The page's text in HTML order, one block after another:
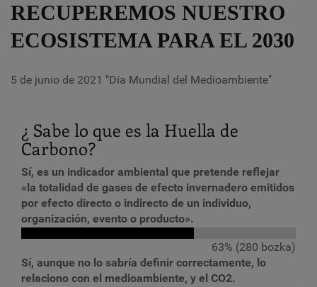
RECUPEREMOS NUESTRO
ECOSISTEMA PARA EL 2030
5 de junio de 2021 "Día Mundial del Medioambiente"
¿ Sabe lo que es la Huella de
Carbono?
Sí, es un indicador ambiental que pretende reflejar
«la totalidad de gases de efecto invernadero emitidos
por efecto directo o indirecto de un individuo,
organización, evento o producto».
63% (280 bozka)
Sí, aunque no lo sabría definir correctamente, lo
relaciono con el medioambiente, y el CO2.